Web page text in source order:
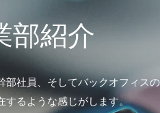
部紹介
部社員、そしてバックオフィス
するような感じがします。